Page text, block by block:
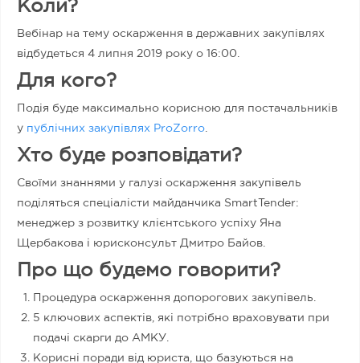
Коли?
Вебінар на тему оскарження в державних закупівлях
відбудеться 4 липня 2019 року о 16:00.
Для кого?
Подія буде максимально корисною для постачальників
у публічних закупівлях ProZorro
Хто буде розповідати?
Своїми знаннями у галузі оскарження закупівель
поділяться спеціалісти майданчика SmartTender:
менеджер з розвитку клієнтського успіху Яна
Щербакова і юрисконсульт Дмитро Байов.
Про що будемо говорити?
Процедура оскарження допорогових закупівель.
5 ключових аспектів, які потрібно враховувати при
подачі скарги до АМКУ.
Корисні поради від юриста, що базуються на